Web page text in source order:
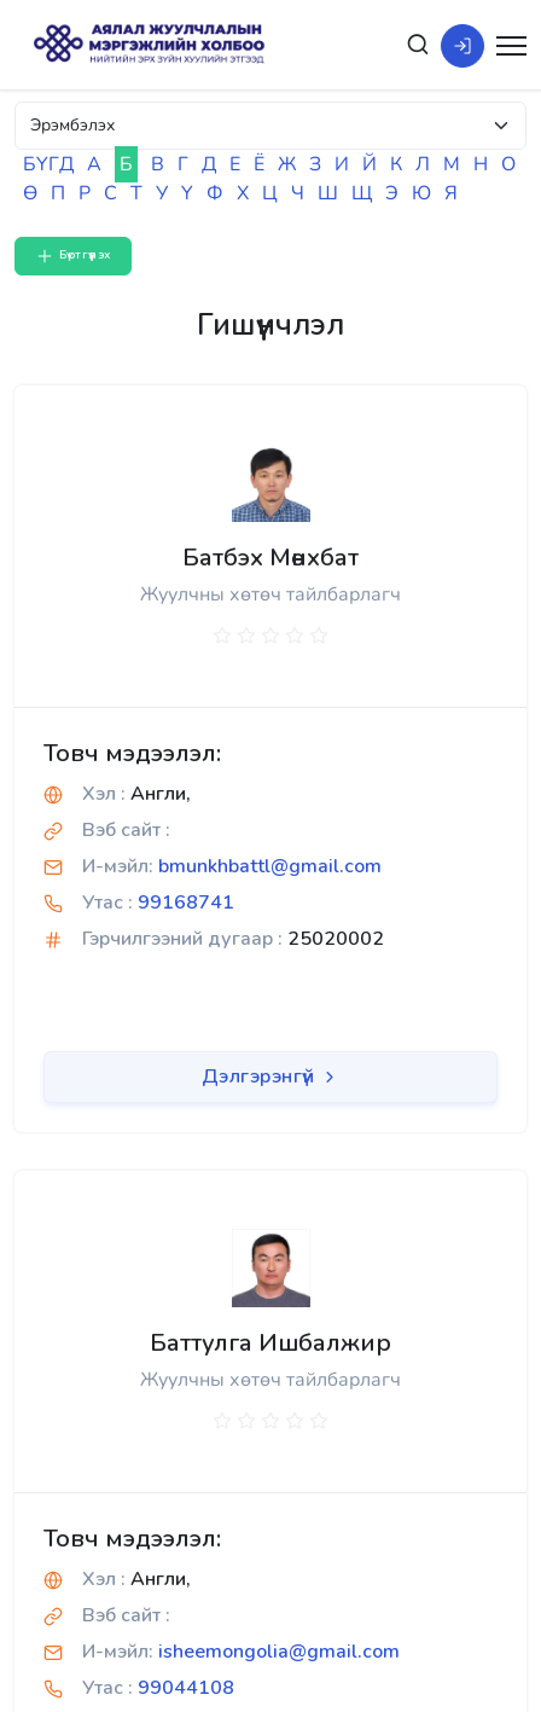
БҮГД А Б В Г Д Е Ё Ж З И Й К Л М Н О
Ө П Р С Т У Ү Ф Х Ц Ч Ш Щ Э Ю Я
Бүртгүүлэх
Гишүүнчлэл
Батбэх Мөнхбат
Жуулчны хөтөч тайлбарлагч
Товч мэдээлэл:
Хэл : Англи,
Вэб сайт :
И-мэйл: bmunkhbattl@gmail.com
Утас : 99168741
Гэрчилгээний дугаар : 25020002
Дэлгэрэнгүй
Баттулга Ишбалжир
Жуулчны хөтөч тайлбарлагч
Товч мэдээлэл:
Хэл : Англи,
Вэб сайт :
И-мэйл: isheemongolia@gmail.com
Утас : 99044108